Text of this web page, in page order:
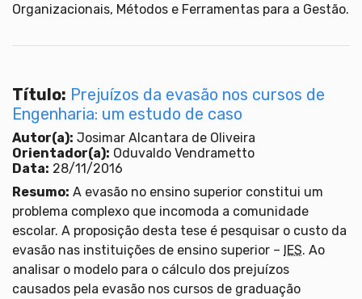
Organizacionais, Métodos e Ferramentas para a Gestão.
Título: Prejuízos da evasão nos cursos de
Engenharia: um estudo de caso
Autor(a): Josimar Alcantara de Oliveira
Orientador(a): Oduvaldo Vendrametto
Data: 28/11/2016
Resumo: A evasão no ensino superior constitui um
problema complexo que incomoda a comunidade
escolar. A proposição desta tese é pesquisar o custo da
evasão nas instituições de ensino superior – IES. Ao
analisar o modelo para o cálculo dos prejuízos
causados pela evasão nos cursos de graduação